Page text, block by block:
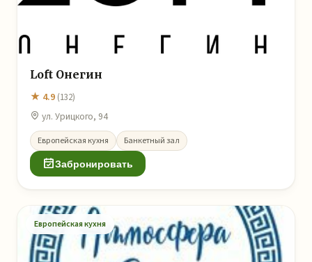
Loft Онегин
★ 4.9 (132)
ул. Урицкого, 94
Европейская кухня Банкетный зал
Забронировать
Европейская кухня